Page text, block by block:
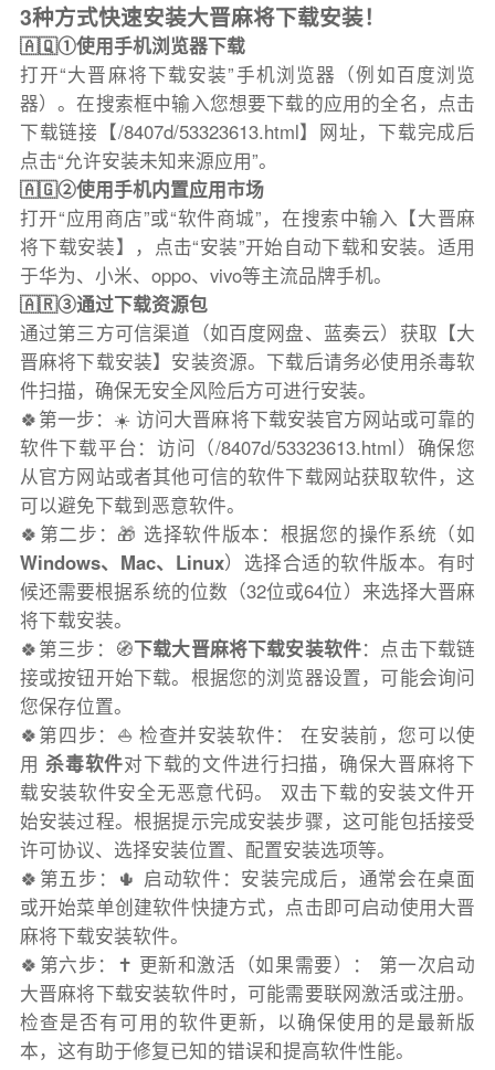
3种方式快速安装大晋麻将下载安装！
🇦🇶①使用手机浏览器下载
打开“大晋麻将下载安装”手机浏览器（例如百度浏览
器）。在搜索框中输入您想要下载的应用的全名，点击
下载链接【/8407d/53323613.html】网址，下载完成后
点击“允许安装未知来源应用”。
🇦🇬②使用手机内置应用市场
打开“应用商店”或“软件商城”，在搜索中输入【大晋麻
将下载安装】，点击“安装”开始自动下载和安装。适用
于华为、小米、oppo、vivo等主流品牌手机。
🇦🇷③通过下载资源包
通过第三方可信渠道（如百度网盘、蓝奏云）获取【大
晋麻将下载安装】安装资源。下载后请务必使用杀毒软
件扫描，确保无安全风险后方可进行安装。
🍀第一步：☀️ 访问大晋麻将下载安装官方网站或可靠的
软件下载平台：访问（/8407d/53323613.html）确保您
从官方网站或者其他可信的软件下载网站获取软件，这
可以避免下载到恶意软件。
🍀第二步：🎁 选择软件版本：根据您的操作系统（如
Windows、Mac、Linux）选择合适的软件版本。有时
候还需要根据系统的位数（32位或64位）来选择大晋麻
将下载安装。
🍀第三步：🧭下载大晋麻将下载安装软件：点击下载链
接或按钮开始下载。根据您的浏览器设置，可能会询问
您保存位置。
🍀第四步：⛵️ 检查并安装软件： 在安装前，您可以使
用杀毒软件对下载的文件进行扫描，确保大晋麻将下
载安装软件安全无恶意代码。 双击下载的安装文件开
始安装过程。根据提示完成安装步骤，这可能包括接受
许可协议、选择安装位置、配置安装选项等。
🍀第五步：🌵 启动软件：安装完成后，通常会在桌面
或开始菜单创建软件快捷方式，点击即可启动使用大晋
麻将下载安装软件。
🍀第六步：✝️ 更新和激活（如果需要）： 第一次启动
大晋麻将下载安装软件时，可能需要联网激活或注册。
检查是否有可用的软件更新，以确保使用的是最新版
本，这有助于修复已知的错误和提高软件性能。